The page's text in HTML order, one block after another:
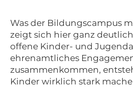
Was der Bildungscampus
zeigt sich hier ganz
offene Kinder- und
ehrenamtliches
zusammenkommen,
Kinder wirklich stark